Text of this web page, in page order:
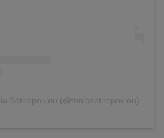
Sotiropoulou (@toniasotiropoulou)